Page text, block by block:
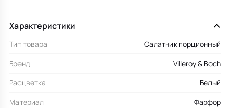
Характеристики
Тип товара
Салатник порционный
Бренд
Villeroy & Boch
Расцветка
Белый
Материал
Фарфор